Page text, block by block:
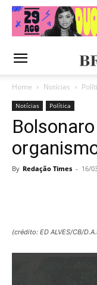
Home Notícias
Notícias Política
By Redação Times - 16/
(crédito: ED ALVES/CB/